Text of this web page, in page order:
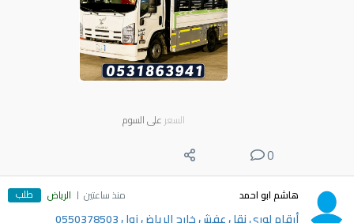
السعر على السوم
0
هاشم ابو احمد منذ ساعتين الرياض طلب